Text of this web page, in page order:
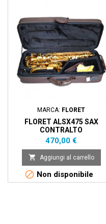
MARCA: FLORET
FLORET ALSX475 SAX
CONTRALTO
Prezzo
470,00 €
 Aggiungi al carrello
 Non disponibile